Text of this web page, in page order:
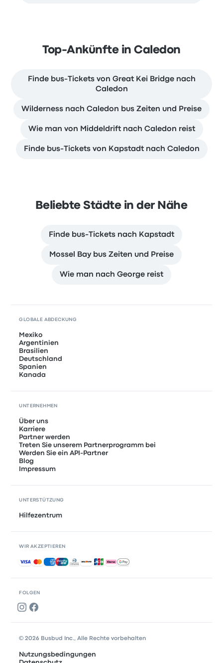
Top-Ankünfte in Caledon
Finde bus-Tickets von Great Kei Bridge nach
Caledon
Wilderness nach Caledon bus Zeiten und Preise
Wie man von Middeldrift nach Caledon reist
Finde bus-Tickets von Kapstadt nach Caledon
Beliebte Städte in der Nähe
Finde bus-Tickets nach Kapstadt
Mossel Bay bus Zeiten und Preise
Wie man nach George reist
FOLGEN
GLOBALE ABDECKUNG
Mexiko
Argentinien
Brasilien
Deutschland
Spanien
Kanada
UNTERNEHMEN
Über uns
Karriere
Partner werden
Treten Sie unserem Partnerprogramm bei
Werden Sie ein API-Partner
Blog
Impressum
UNTERSTÜTZUNG
Hilfezentrum
WIR AKZEPTIEREN
Akzeptierte Zahlungsmethoden
© 2026 Busbud Inc., Alle Rechte vorbehalten
Nutzungsbedingungen